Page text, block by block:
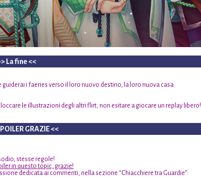
La fine <<
guiderai i faeries verso il loro nuovo destino, la loro nuova casa.
le illustrazioni degli altri flirt, non esitare a giocare un replay libero!
GRAZIE <<
stesse regole!
in questo topic, grazie!
dedicata ai commenti, nella sezione “Chiacchiere tra Guardie”: